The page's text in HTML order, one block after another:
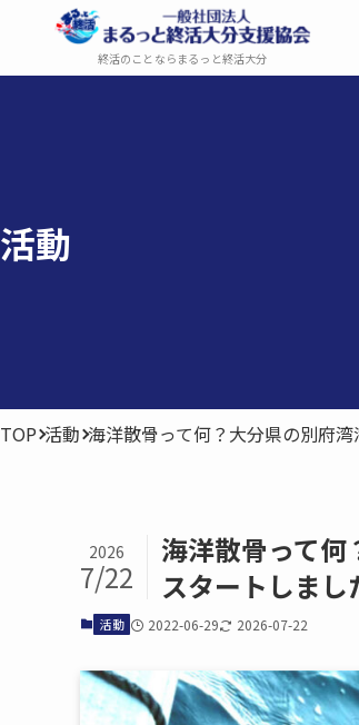
終活のことならまるっと終活大分
活動
TOP 活動 海洋散骨って何？大分県の別府
海洋散骨って​
スタートしまし
2026
7/22
活動 2022-06-29 2026-07-22